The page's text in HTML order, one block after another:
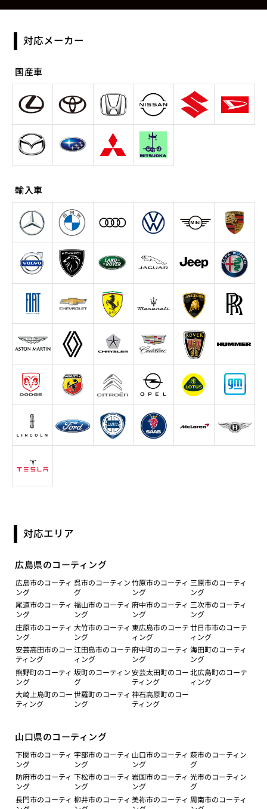
対応メーカー
国産車
輸入車
対応エリア
広島県のコーティング
広島市のコーティ
ング
呉市のコーティン
グ
竹原市のコーティ
ング
三原市のコーティ
ング
尾道市のコーティ
ング
福山市のコーティ
ング
府中市のコーティ
ング
三次市のコーティ
ング
庄原市のコーティ
ング
大竹市のコーティ
ング
東広島市のコーテ
ィング
廿日市市のコーテ
ィング
安芸高田市のコー
ティング
江田島市のコーテ
ィング
府中町のコーティ
ング
海田町のコーティ
ング
熊野町のコーティ
ング
坂町のコーティン
グ
安芸太田町のコー
ティング
北広島町のコーテ
ィング
大崎上島町のコー
ティング
世羅町のコーティ
ング
神石高原町のコー
ティング
山口県のコーティング
下関市のコーティ
ング
宇部市のコーティ
ング
山口市のコーティ
ング
萩市のコーティン
グ
防府市のコーティ
ング
下松市のコーティ
ング
岩国市のコーティ
ング
光市のコーティン
グ
長門市のコーティ 柳井市のコーティ 美祢市のコーティ 周南市のコーティ